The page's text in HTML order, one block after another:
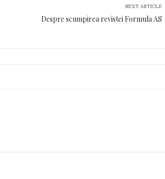
NEXT ARTICLE
Despre scumpirea revistei Formula AS